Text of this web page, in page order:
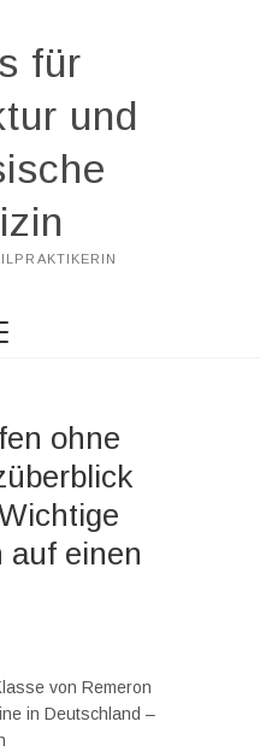
für
und
ohne
auf einen
von Remeron
in Deutschland –